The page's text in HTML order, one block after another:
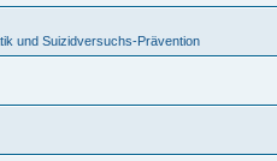
und Suizidversuchs-Prävention